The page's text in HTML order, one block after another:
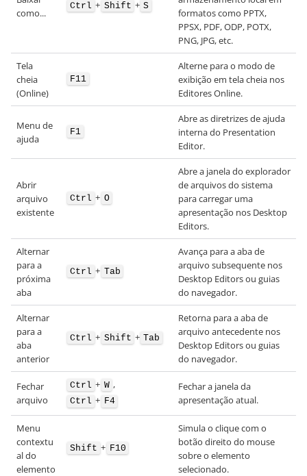
como...
Ctrl + Shift + S
formatos como PPTX,
PPSX, PDF, ODP, POTX,
PNG, JPG, etc.
Tela
cheia
(Online)
F11
Alterne para o modo de
exibição em tela cheia nos
Editores Online.
Menu de
ajuda
F1
Abre as diretrizes de ajuda
interna do Presentation
Editor.
Abrir
arquivo
existente
Ctrl + O
Abre a janela do explorador
de arquivos do sistema
para carregar uma
apresentação nos Desktop
Editors.
Alternar
para a
próxima
aba
Ctrl + Tab
Avança para a aba de
arquivo subsequente nos
Desktop Editors ou guias
do navegador.
Alternar
para a
aba
anterior
Ctrl + Shift + Tab
Retorna para a aba de
arquivo antecedente nos
Desktop Editors ou guias
do navegador.
Fechar
arquivo
Ctrl + W ,
Ctrl + F4
Fechar a janela da
apresentação atual.
Menu
contextu
al do
elemento
Shift + F10
Simula o clique com o
botão direito do mouse
sobre o elemento
selecionado.